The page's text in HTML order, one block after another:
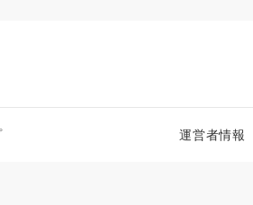
運営者情報